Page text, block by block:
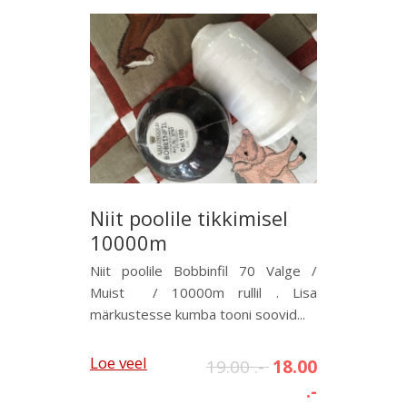
Niit poolile tikkimisel
10000m
Niit poolile Bobbinfil 70 Valge /
Muist / 10000m rullil . Lisa
märkustesse kumba tooni soovid...
Loe veel 19.00 .-18.00
.-